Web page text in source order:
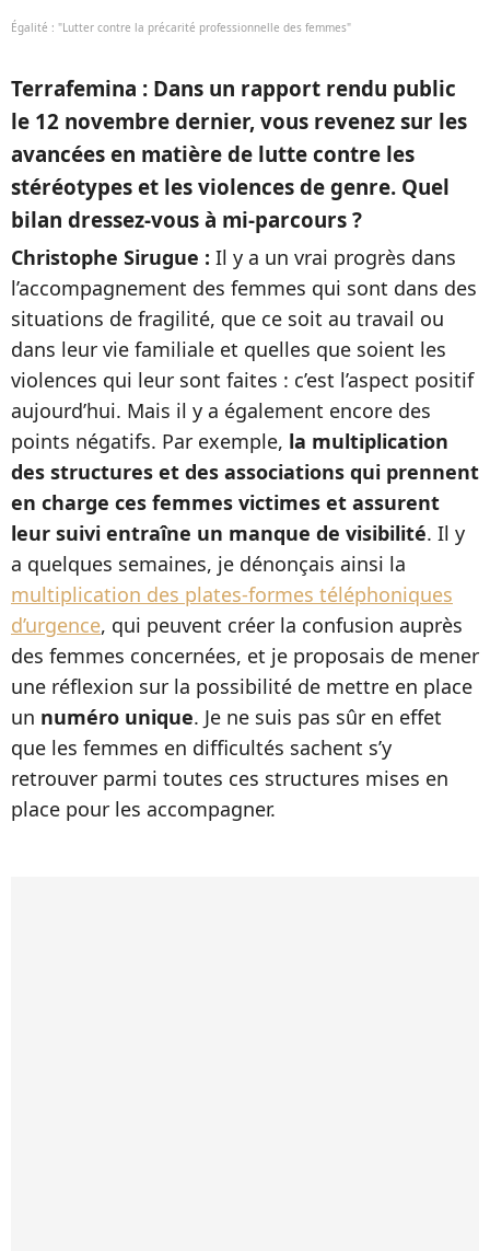
Égalité : "Lutter contre la précarité professionnelle des femmes"
Terrafemina : Dans un rapport rendu public
le 12 novembre dernier, vous revenez sur les
avancées en matière de lutte contre les
stéréotypes et les violences de genre. Quel
bilan dressez-vous à mi-parcours ?
Christophe Sirugue : Il y a un vrai progrès dans
l’accompagnement des femmes qui sont dans des
situations de fragilité, que ce soit au travail ou
dans leur vie familiale et quelles que soient les
violences qui leur sont faites : c’est l’aspect positif
aujourd’hui. Mais il y a également encore des
points négatifs. Par exemple, la multiplication
des structures et des associations qui prennent
en charge ces femmes victimes et assurent
leur suivi entraîne un manque de visibilité. Il y
a quelques semaines, je dénonçais ainsi la
multiplication des plates-formes téléphoniques
d’urgence, qui peuvent créer la confusion auprès
des femmes concernées, et je proposais de mener
une réflexion sur la possibilité de mettre en place
un numéro unique. Je ne suis pas sûr en effet
que les femmes en difficultés sachent s’y
retrouver parmi toutes ces structures mises en
place pour les accompagner.